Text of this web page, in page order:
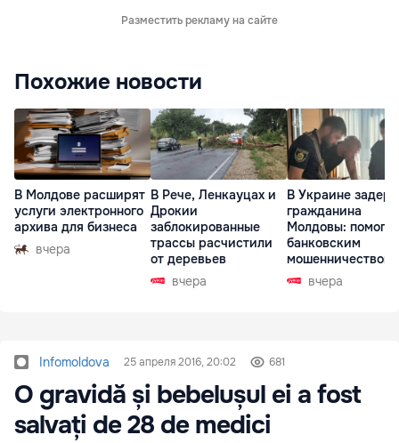
Разместить рекламу на сайте
Похожие новости
В Молдове расширят
услуги электронного
архива для бизнеса
вчера
В Рече, Ленкауцах и
Дрокии
заблокированные
трассы расчистили
от деревьев
вчера
В Украине
гражданина
Молдовы:
банковским
мошенничеством
Чехиивчера
Infomoldova 25 апреля 2016, 20:02 681
O gravidă și bebelușul ei a fost
salvați de 28 de medici